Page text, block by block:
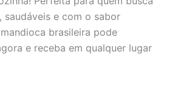
saudáveis e com o sabor
brasileira pode
e receba em qualquer lugar